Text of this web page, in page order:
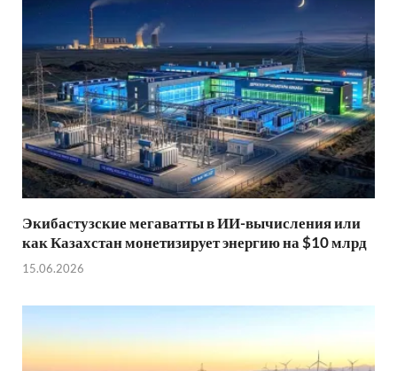
Экибастузские мегаватты в ИИ-вычисления или
как Казахстан монетизирует энергию на $10 млрд
15.06.2026